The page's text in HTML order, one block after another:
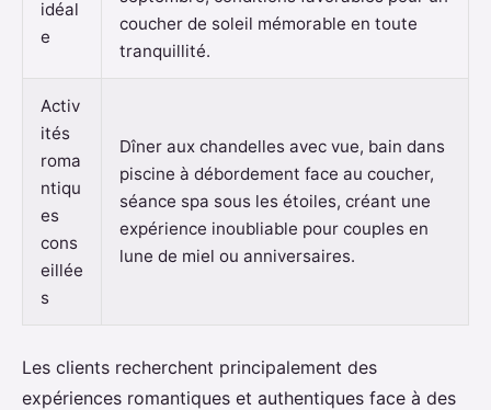
idéal
e
coucher de soleil mémorable en toute
tranquillité.
Activ
ités
roma
ntiqu
es
cons
eillée
s
Dîner aux chandelles avec vue, bain dans
piscine à débordement face au coucher,
séance spa sous les étoiles, créant une
expérience inoubliable pour couples en
lune de miel ou anniversaires.
Les clients recherchent principalement des
expériences romantiques et authentiques face à des